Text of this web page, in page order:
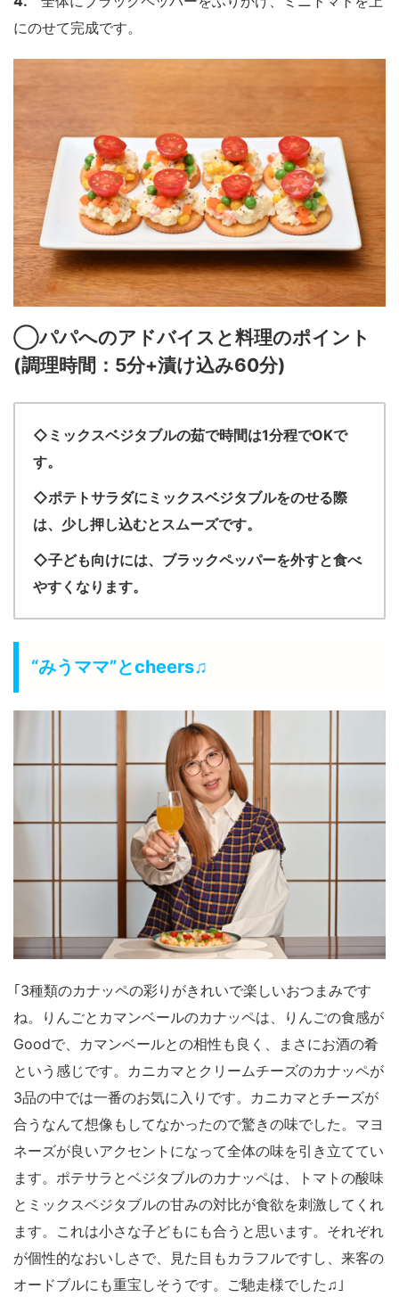
にのせて完成です。
◯パパへのアドバイスと料理のポイント
(調理時間：5分+漬け込み60分)
◇ミックスベジタブルの茹で時間は1分程でOKで
す。
◇ポテトサラダにミックスベジタブルをのせる際
は、少し押し込むとスムーズです。
◇子ども向けには、ブラックペッパーを外すと食べ
やすくなります。
“みうママ”とcheers♫
｢3種類のカナッペの彩りがきれいで楽しいおつまみです
ね。りんごとカマンベールのカナッペは、りんごの食感が
Goodで、カマンベールとの相性も良く、まさにお酒の肴
という感じです。カニカマとクリームチーズのカナッペが
3品の中では一番のお気に入りです。カニカマとチーズが
合うなんて想像もしてなかったので驚きの味でした。マヨ
ネーズが良いアクセントになって全体の味を引き立ててい
ます。ポテサラとベジタブルのカナッペは、トマトの酸味
とミックスベジタブルの甘みの対比が食欲を刺激してくれ
ます。これは小さな子どもにも合うと思います。それぞれ
が個性的なおいしさで、見た目もカラフルですし、来客の
オードブルにも重宝しそうです。ご馳走様でした♫｣